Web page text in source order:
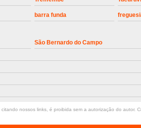
Instalação de Portões
Conserto de Motor de
Manutenção de Motor de
Manutenção em Motor de
Manutenção Motor Portão Eletrônico
Manutenção de Portão
barra funda
São Bernardo do Campo
nossos links, é proibida sem a autorização do autor.